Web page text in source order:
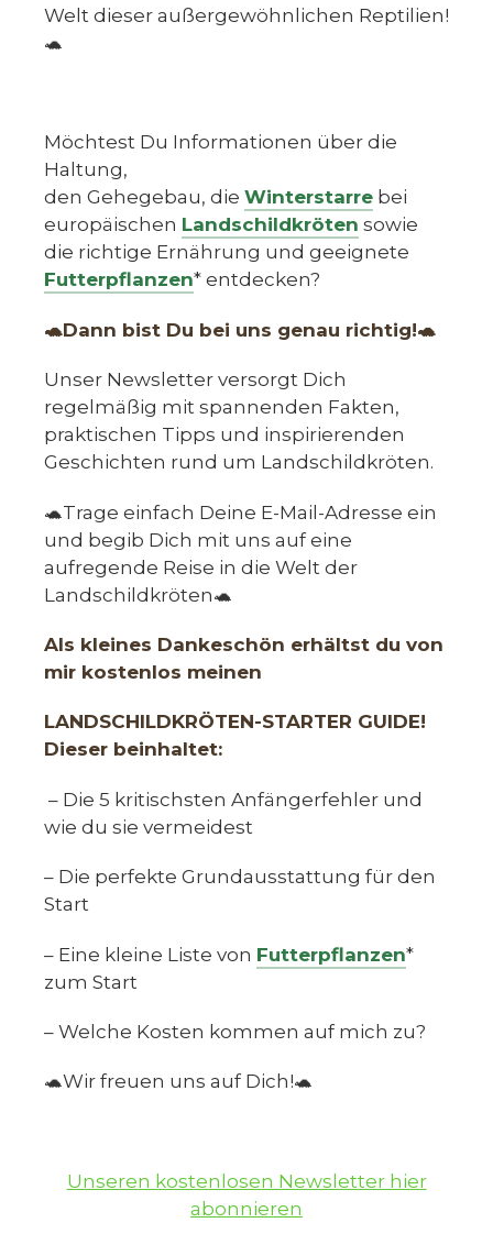
Welt dieser außergewöhnlichen Reptilien!
🐢
Möchtest Du Informationen über die
Haltung,
den Gehegebau, die Winterstarre bei
europäischen Landschildkröten sowie
die richtige Ernährung und geeignete
Futterpflanzen* entdecken?
🐢Dann bist Du bei uns genau richtig!🐢
Unser Newsletter versorgt Dich
regelmäßig mit spannenden Fakten,
praktischen Tipps und inspirierenden
Geschichten rund um Landschildkröten.
🐢Trage einfach Deine E-Mail-Adresse ein
und begib Dich mit uns auf eine
aufregende Reise in die Welt der
Landschildkröten🐢
Als kleines Dankeschön erhältst du von
mir kostenlos meinen
LANDSCHILDKRÖTEN-STARTER GUIDE!
Dieser beinhaltet:
– Die 5 kritischsten Anfängerfehler und
wie du sie vermeidest
– Die perfekte Grundausstattung für den
Start
– Eine kleine Liste von Futterpflanzen*
zum Start
– Welche Kosten kommen auf mich zu?
🐢Wir freuen uns auf Dich!🐢
Unseren kostenlosen Newsletter hier
abonnieren